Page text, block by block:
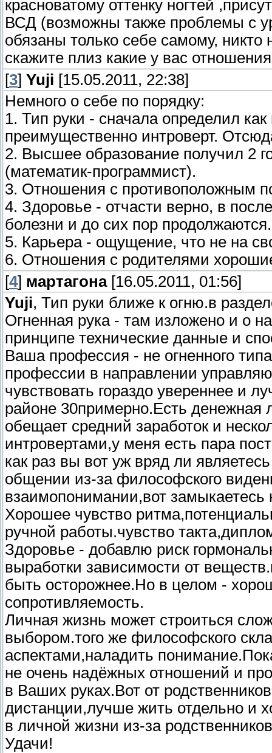
красноватому оттенку ногтей
ВСД (возможны также проблемы с
обязаны только себе самому,
скажите плиз какие у вас
[3] Yuji [15.05.2011, 22:38]
Немного о себе по порядку:
1. Тип руки - сначала определил
преимущественно интроверт.
2. Высшее образование получил 2
(математик-программист).
3. Отношения с противоположным
4. Здоровье - отчасти верно, в
болезни и до сих пор продолжаются.
5. Карьера - ощущение, что не на
6. Отношения с родителями
[4] мартагона[16.05.2011, 01:56]
Yuji, Тип руки ближе к огню.в
Огненная рука - там изложено и о
принципе технические данные и
Ваша профессия - не огненного
профессии в направлении
чувствовать гораздо увереннее и
районе 30примерно.Есть денежная
обещает средний заработок и
интровертами,у меня есть пара
как раз вы вот уж вряд ли
общении из-за философского
взаимопонимании,вот замыкаетесь
Хорошее чувство
ручной работы.чувство
Здоровье - добавлю риск
выработки зависимости от
быть осторожнее.Но в целом -
сопротивляемость.
Личная жизнь может строиться
выбором.того же философского
аспектами,наладить
не очень надёжных отношений и
в Ваших руках.Вот от
дистанции,лучше жить отдельно и
в личной жизни из-за
Удачи!